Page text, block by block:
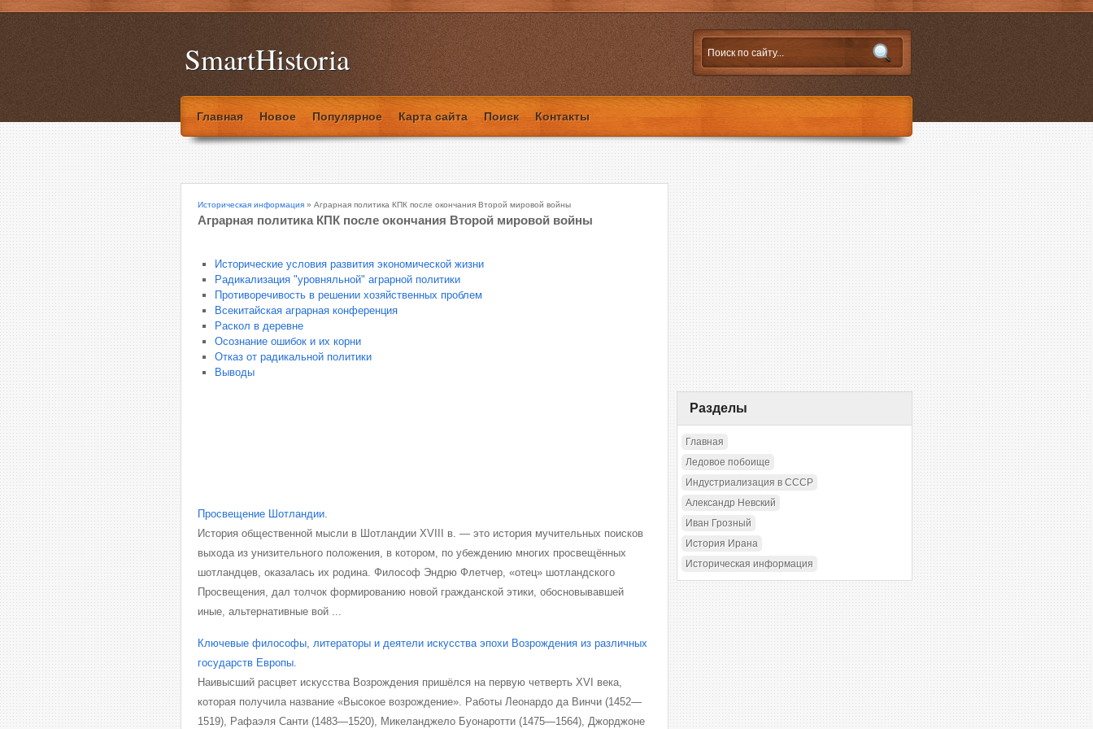
SmartHistoria
Главная Новое Популярное Карта сайта Поиск Контакты
Историческая информация » Аграрная политика КПК после окончания Второй мировой войны
Аграрная политика КПК после окончания Второй мировой войны
Исторические условия развития экономической жизни
Радикализация "уровняльной" аграрной политики
Противоречивость в решении хозяйственных проблем
Всекитайская аграрная конференция
Раскол в деревне
Осознание ошибок и их корни
Отказ от радикальной политики
Выводы
Просвещение Шотландии.
История общественной мысли в Шотландии XVIII в. — это история мучительных поисков
выхода из унизительного положения, в котором, по убеждению многих просвещённых
шотландцев, оказалась их родина. Философ Эндрю Флетчер, «отец» шотландского
Просвещения, дал толчок формированию новой гражданской этики, обосновывавшей
иные, альтернативные вой ...
Ключевые философы, литераторы и деятели искусства эпохи Возрождения из различных
государств Европы.
Наивысший расцвет искусства Возрождения пришёлся на первую четверть XVI века,
которая получила название «Высокое возрождение». Работы Леонардо да Винчи (1452—
1519), Рафаэля Санти (1483—1520), Микеланджело Буонаротти (1475—1564), Джорджоне
Разделы
Главная
Ледовое побоище
Индустриализация в СССР
Александр Невский
Иван Грозный
История Ирана
Историческая информация